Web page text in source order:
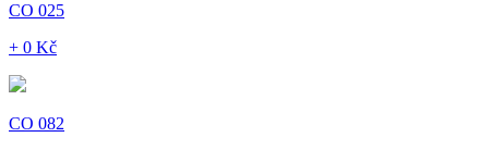
CO 025
+ 0 Kč
CO 082